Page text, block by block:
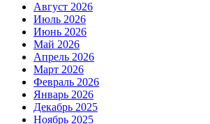
Август 2026
Июль 2026
Июнь 2026
Май 2026
Апрель 2026
Март 2026
Февраль 2026
Январь 2026
Декабрь 2025
Ноябрь 2025